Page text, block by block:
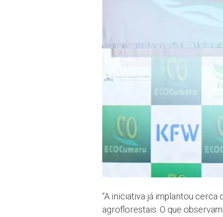
“A iniciativa já implantou
agroflorestais. O que